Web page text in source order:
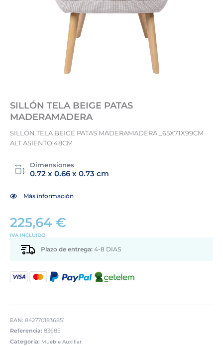
SILLÓN TELA BEIGE PATAS
MADERAMADERA
SILLÓN TELA BEIGE PATAS MADERAMADERA _65X71X99CM
ALT.ASIENTO:48CM
Dimensiones
0.72 x 0.66 x 0.73 cm
Más información
225,64 €
IVA INCLUIDO
Plazo de entrega: 4-8 DIAS
EAN: 8427701836851
Referencia: 83685
Categoría: Mueble Auxiliar